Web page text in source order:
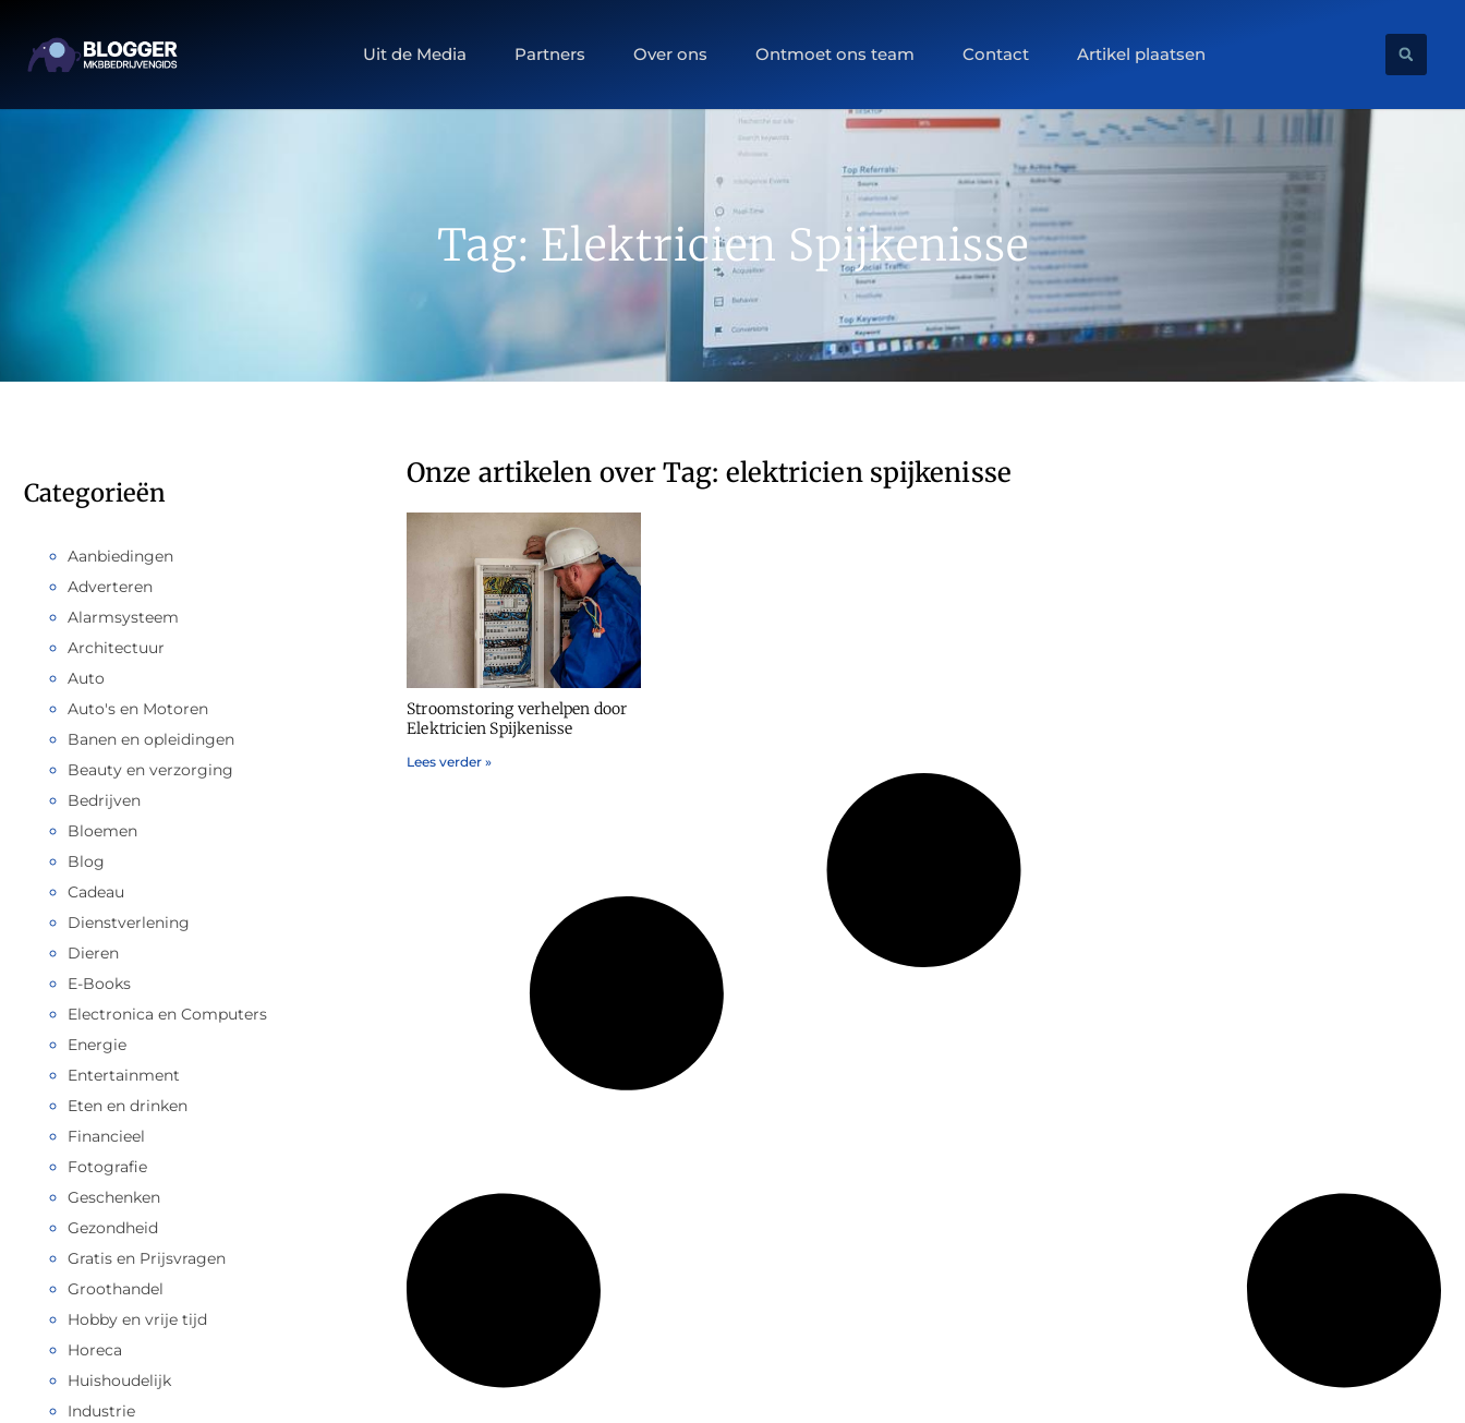
Uit de Media Partners Over ons Ontmoet ons team Contact Artikel plaatsen
Tag: Elektricien Spijkenisse
Categorieën
Aanbiedingen
Adverteren
Alarmsysteem
Architectuur
Auto
Auto's en Motoren
Banen en opleidingen
Beauty en verzorging
Bedrijven
Bloemen
Blog
Cadeau
Dienstverlening
Dieren
E-Books
Electronica en Computers
Energie
Entertainment
Eten en drinken
Financieel
Fotografie
Geschenken
Gezondheid
Gratis en Prijsvragen
Groothandel
Hobby en vrije tijd
Horeca
Huishoudelijk
Industrie
Onze artikelen over Tag: elektricien spijkenisse
Stroomstoring verhelpen door
Elektricien Spijkenisse
Lees verder »